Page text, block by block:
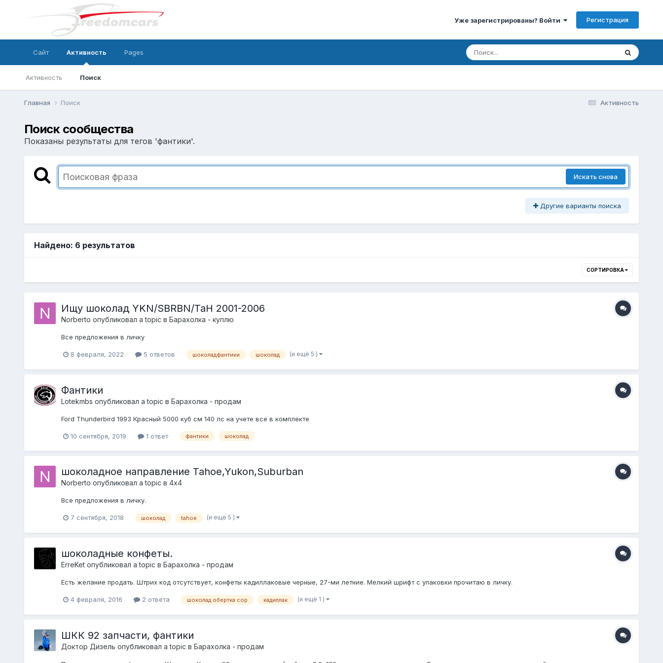
Уже зарегистрированы? Войти Регистрация
Сайт Активность
Активность Поиск
Pages
Активность
Главная Поиск
Поиск сообщества
Показаны результаты для тегов 'фантики'.
Искать снова
Другие варианты поиска
Найдено: 6 результатов
СОРТИРОВКА
Ищу шоколад YKN/SBRBN/TaH 2001-2006
Norberto опубликовал a topic в Барахолка - куплю
Все предложения в личку
8 февраля, 2022 5 ответов шоколадфантики шоколад (и ещё 5 )
Фантики
Lotekmbs опубликовал a topic в Барахолка - продам
Ford Thunderbird 1993 Красный 5000 куб см 140 лс на учете все в комплекте
10 сентября, 2019 1 ответ фантики шоколад
шоколадное направление Tahoe,Yukon,Suburban
Norberto опубликовал a topic в 4х4
Все предложения в личку.
7 сентября, 2018 шоколад tahoe (и ещё 5 )
шоколадные конфеты.
ErreKetопубликовал a topic в Барахолка - продам
Есть желание продать. Штрих код отсутствует, конфеты кадиллаковые черные, 27-ми летние. Мелкий шрифт с упаковки прочитаю в личку.
4 февраля, 2016 2 ответа шоколад обертка сор кадиллак (и ещё 1 )
ШКК 92 запчасти, фантики
Доктор Дизель опубликовал a topic в Барахолка - продам